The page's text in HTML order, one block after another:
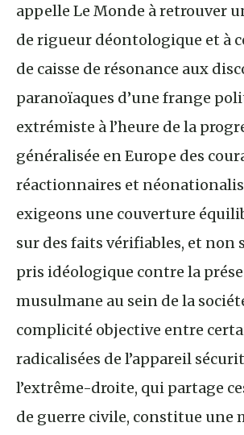
appelle Le Monde à retrouver
de rigueur déontologique et à
de caisse de résonance aux
paranoïaques d’une frange
extrémiste à l’heure de la
généralisée en Europe des
réactionnaires et
exigeons une couverture
sur des faits vérifiables, et non
pris idéologique contre la
musulmane au sein de la
complicité objective entre
radicalisées de l’appareil
l’extrême-droite, qui partage
de guerre civile, constitue une